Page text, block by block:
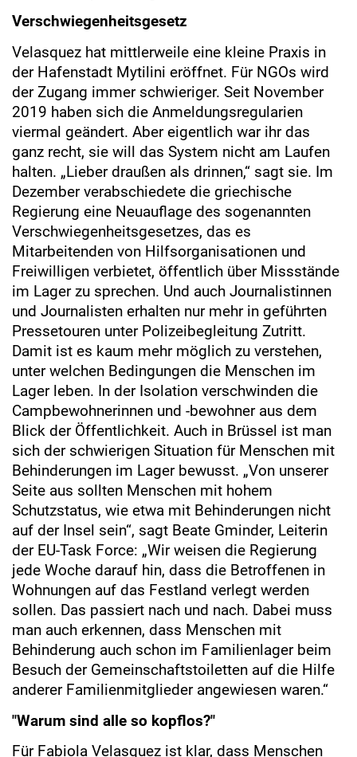
Verschwiegenheitsgesetz
Velasquez hat mittlerweile eine kleine Praxis in
der Hafenstadt Mytilini eröffnet. Für NGOs wird
der Zugang immer schwieriger. Seit November
2019 haben sich die Anmeldungsregularien
viermal geändert. Aber eigentlich war ihr das
ganz recht, sie will das System nicht am Laufen
halten. „Lieber draußen als drinnen,“ sagt sie. Im
Dezember verabschiedete die griechische
Regierung eine Neuauflage des sogenannten
Verschwiegenheitsgesetzes, das es
Mitarbeitenden von Hilfsorganisationen und
Freiwilligen verbietet, öffentlich über Missstände
im Lager zu sprechen. Und auch Journalistinnen
und Journalisten erhalten nur mehr in geführten
Pressetouren unter Polizeibegleitung Zutritt.
Damit ist es kaum mehr möglich zu verstehen,
unter welchen Bedingungen die Menschen im
Lager leben. In der Isolation verschwinden die
Campbewohnerinnen und -bewohner aus dem
Blick der Öffentlichkeit. Auch in Brüssel ist man
sich der schwierigen Situation für Menschen mit
Behinderungen im Lager bewusst. „Von unserer
Seite aus sollten Menschen mit hohem
Schutzstatus, wie etwa mit Behinderungen nicht
auf der Insel sein“, sagt Beate Gminder, Leiterin
der EU-Task Force: „Wir weisen die Regierung
jede Woche darauf hin, dass die Betroffenen in
Wohnungen auf das Festland verlegt werden
sollen. Das passiert nach und nach. Dabei muss
man auch erkennen, dass Menschen mit
Behinderung auch schon im Familienlager beim
Besuch der Gemeinschaftstoiletten auf die Hilfe
anderer Familienmitglieder angewiesen waren.“
"Warum sind alle so kopflos?"
Für Fabiola Velasquez ist klar, dass Menschen